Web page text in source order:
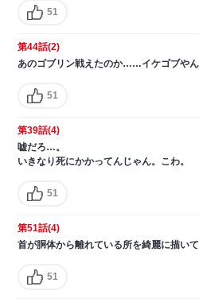
51
第44話(2)
あのゴブリン戦えたのか……イケゴブや
51
第39話(4)
嘘だろ…。
いきなり死にかかってんじゃん。こわ。
51
第51話(4)
首が胴体から離れている所を綺麗に描い
51